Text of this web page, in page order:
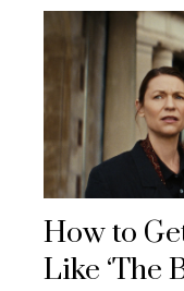
How to
Like ‘The